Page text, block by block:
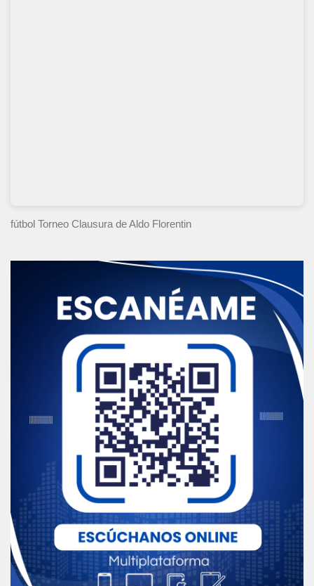
fútbol Torneo Clausura de Aldo Florentin